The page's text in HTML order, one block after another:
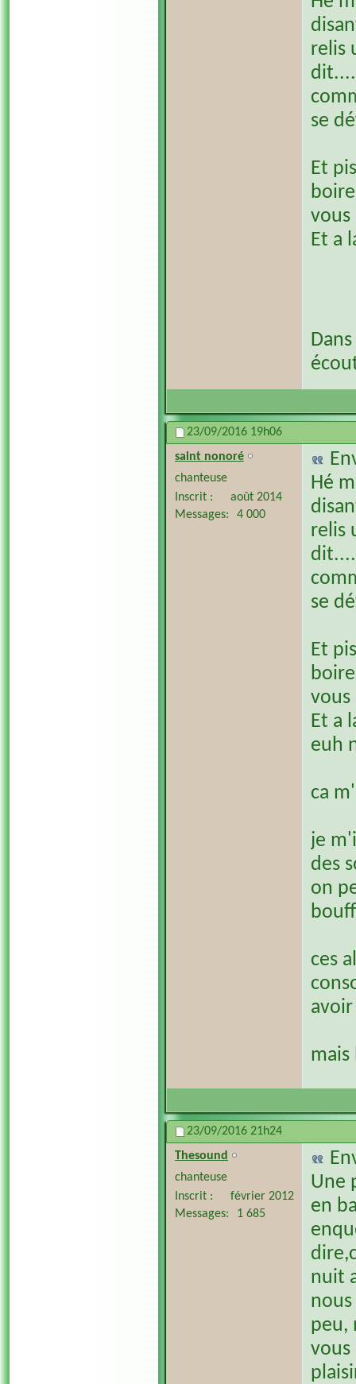
relis
se
Et
Et a
23/09/2016 19h06
saint nonoré
chanteuse
Inscrit
août 2014
Messages
4 000
Hé
relis
se
Et
Et a
euh
ca
je
des
on
ces
23/09/2016 21h24
Thesound
chanteuse
Inscrit
février 2012
Messages
1 685
Une
en
nuit
peu,
vous